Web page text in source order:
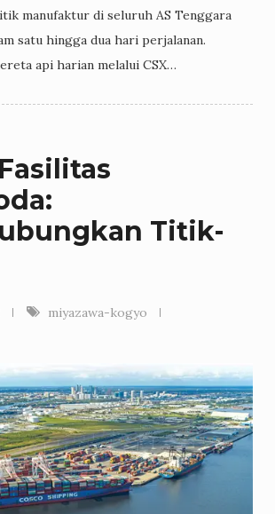
manufaktur di seluruh AS Tenggara
satu hingga dua hari perjalanan.
api harian melalui CSX…
Titik-
miyazawa-kogyo